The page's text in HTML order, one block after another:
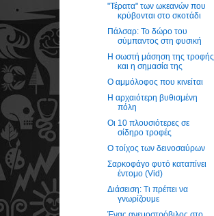
"Τέρατα" των ωκεανών που
κρύβονται στο σκοτάδι
Πάλσαρ: Το δώρο του
σύμπαντος στη φυσική
H σωστή μάσηση της τροφής
και η σημασία της
Ο αμμόλοφος που κινείται
Η αρχαιότερη βυθισμένη
πόλη
Οι 10 πλουσιότερες σε
σίδηρο τροφές
Ο τοίχος των δεινοσαύρων
Σαρκοφάγο φυτό καταπίνει
έντομο (Vid)
Διάσειση: Τι πρέπει να
γνωρίζουμε